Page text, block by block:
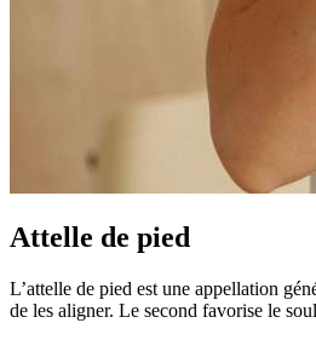
Attelle de pied
L’attelle de pied est une appellation
de les aligner. Le second favorise le